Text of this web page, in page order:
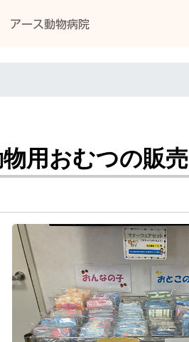
アース動物病院
用おむつの販売